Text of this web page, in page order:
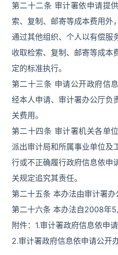
第二十二条 审计署依申请提
索、复制、邮寄等成本费用外
通过其他组织、个人以有偿服
收取检索、复制、邮寄等成本
定的标准执行。
第二十三条 申请公开政府信
经本人申请、审计署办公厅负
关费用。
第二十四条 审计署机关各单
派出审计局和所属事业单位及
行或不正确履行政府信息依申
关规定追究其责任。
第二十五条 本办法由审计署办
第二十六条 本办法自2008年5
附件：1.审计署政府信息依申
2.审计署政府信息依申请公开